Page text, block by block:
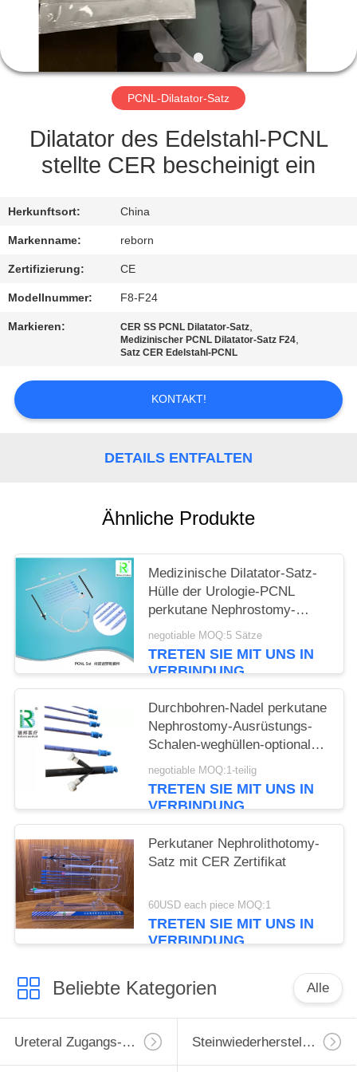
TRETEN
SIE
MIT
VERBINDUNG
FORDERN
SIE
EIN
ZITAT
PRIVACY
POLICY
PCNL-Dilatator-Satz
Dilatator des Edelstahl-PCNL
stellte CER bescheinigt ein
Herkunftsort: China
Markenname: reborn
Zertifizierung: CE
Modellnummer: F8-F24
Markieren: CER SS PCNL Dilatator-Satz,
Medizinischer PCNL Dilatator-Satz F24,
Satz CER Edelstahl-PCNL
KONTAKT!
DETAILS ENTFALTEN
Ähnliche Produkte
Medizinische Dilatator-Satz-
Hülle der Urologie-PCNL
perkutane Nephrostomy-
Ausrüstung
negotiable MOQ:5 Sätze
TRETEN SIE MIT UNS IN
VERBINDUNG
Durchbohren-Nadel perkutane
Nephrostomy-Ausrüstungs-
Schalen-weghüllen-optionale
Farbe
negotiable MOQ:1-teilig
TRETEN SIE MIT UNS IN
VERBINDUNG
Perkutaner Nephrolithotomy-
Satz mit CER Zertifikat
60USD each piece MOQ:1
TRETEN SIE MIT UNS IN
VERBINDUNG
Beliebte Kategorien Alle
Ureteral Zugangs-Hülle Steinwiederherstellungs-Korb